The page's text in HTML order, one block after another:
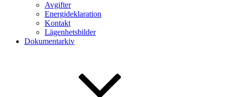
Avgifter
Energideklaration
Kontakt
Lägenhetsbilder
Dokumentarkiv